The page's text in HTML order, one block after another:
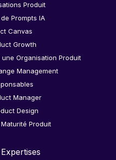
Produit
Prompts IA
Canvas
Growth
Organisation Produit
Management
Manager
Design
Produit